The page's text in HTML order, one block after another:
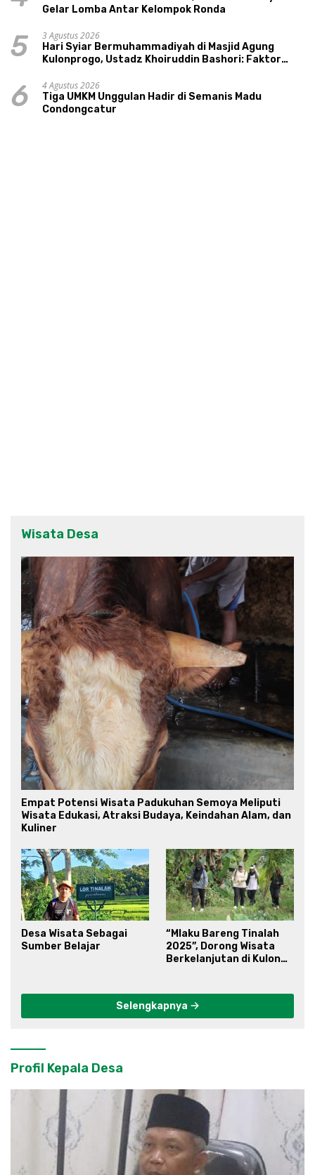
Gelar Lomba Antar Kelompok Ronda
5
3 Agustus 2026
Hari Syiar Bermuhammadiyah di Masjid Agung
Kulonprogo, Ustadz Khoiruddin Bashori: Faktor
6
4 Agustus 2026
Tiga UMKM Unggulan Hadir di Semanis Madu
Condongcatur
Wisata Desa
Empat Potensi Wisata Padukuhan Semoya Meliputi
Wisata Edukasi, Atraksi Budaya, Keindahan Alam, dan
Kuliner
Desa Wisata Sebagai
Sumber Belajar
“Mlaku Bareng Tinalah
2025”, Dorong Wisata
Berkelanjutan di Kulon
Selengkapnya
Profil Kepala Desa